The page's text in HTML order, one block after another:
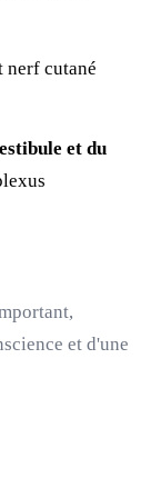
nerf cutané
et du
et d'une